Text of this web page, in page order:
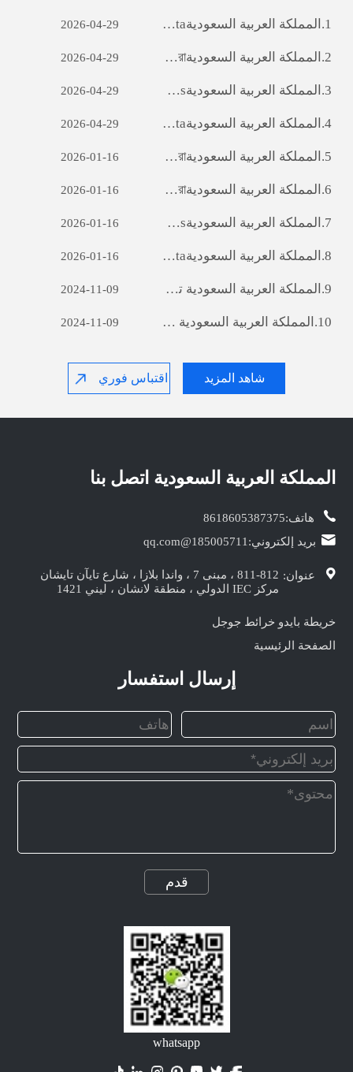
شاهد المزيد اقتباس فوري
1. المملكة العربية السعودية‎ Sviluppo di siti web per il commercio estero: una guida completa 2026-04-29
2. المملكة العربية السعودية‎ ara অ্যাপ ডেভেলপমেন্টঃ একটি সফল মোবাইল অ্যাপ্লিকেশন তৈরির যাত্রা 2026-04-29
3. المملكة العربية السعودية‎ Débloquer le potentiel des entreprises: le pouvoir du développement de logiciels personnalisés 2026-04-29
4. المملكة العربية السعودية‎ Sviluppo di siti web per il commercio estero: una guida completa 2026-04-29
5. المملكة العربية السعودية‎ ara অ্যাপ ডেভেলপমেন্টঃ একটি সফল মোবাইল অ্যাপ্লিকেশন তৈরির যাত্রা 2026-01-16
6. المملكة العربية السعودية‎ ara অ্যাপ ডেভেলপমেন্টঃ একটি সফল মোবাইল অ্যাপ্লিকেশন তৈরির যাত্রা 2026-01-16
7. المملكة العربية السعودية‎ Débloquer le potentiel des entreprises: le pouvoir du développement de logiciels personnalisés 2026-01-16
8. المملكة العربية السعودية‎ Sviluppo di siti web per il commercio estero: una guida completa 2026-01-16
9. المملكة العربية السعودية‎ تطوير مواقع التجارة الخارجية : A دليل شامل 2024-11-09
10. المملكة العربية السعودية‎ تطوير مواقع التجارة الخارجية : A دليل شامل 2024-11-09
المملكة العربية السعودية‎ اتصل بنا
هاتف:8618605387375
بريد إلكتروني: 185005711@qq.com
عنوان: 811-812 ، مبنى 7 ، واندا بلازا ، شارع تايآن تايشان
مركز IEC الدولي ، منطقة لانشان ، ليني 1421
خريطة بايدو خرائط جوجل
الصفحة الرئيسية
إرسال استفسار
قدم
whatsapp